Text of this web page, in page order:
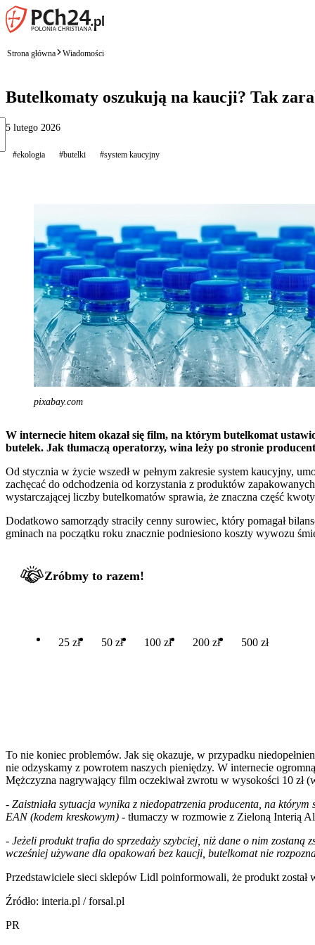
Strona główna Wiadomości
Butelkomaty oszukują na kaucji? Tak
5 lutego 2026
#ekologia #butelki #system kaucyjny
pixabay.com
W internecie hitem okazał się film, na którym butelkomat
butelek. Jak tłumaczą operatorzy, wina leży po stronie
Od stycznia w życie wszedł w pełnym zakresie system kaucyjny,
zachęcać do odchodzenia od korzystania z produktów
wystarczającej liczby butelkomatów sprawia, że znaczna część
Dodatkowo samorządy straciły cenny surowiec, który pomagał
gminach na początku roku znacznie podniesiono koszty wywozu
Zróbmy to razem!
25 zł 50 zł 100 zł 200 zł 500 zł
To nie koniec problemów. Jak się okazuje, w przypadku
nie odzyskamy z powrotem naszych pieniędzy. W internecie
Mężczyzna nagrywający film oczekiwał zwrotu w wysokości 10 zł
- Zaistniała sytuacja wynika z niedopatrzenia producenta, na
EAN (kodem kreskowym) - tłumaczy w rozmowie z Zieloną Interią
- Jeżeli produkt trafia do sprzedaży szybciej, niż dane o nim
wcześniej używane dla opakowań bez kaucji, butelkomat nie
Przedstawiciele sieci sklepów Lidl poinformowali, że produkt
Źródło: interia.pl / forsal.pl
PR